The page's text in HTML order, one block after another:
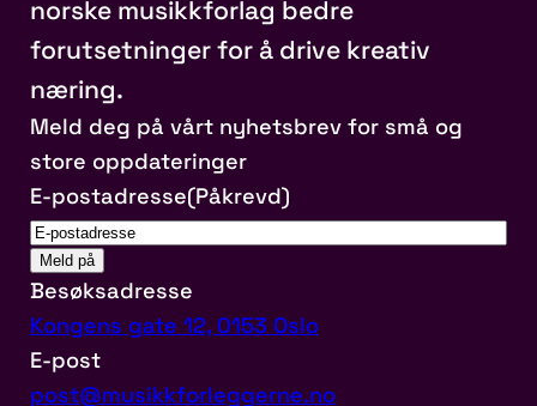
norske musikkforlag bedre
forutsetninger for å drive kreativ
næring.
Meld deg på vårt nyhetsbrev for små og
store oppdateringer
E-postadresse(Påkrevd)
Besøksadresse
Kongens gate 12, 0153 Oslo
E-post
post@musikkforleggerne.no